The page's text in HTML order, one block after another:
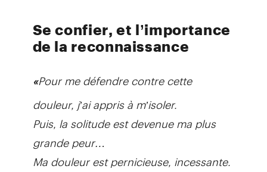
Se confier, et l’importance
de la reconnaissance
«Pour me défendre contre cette
douleur, j’ai appris à m’isoler.
Puis, la solitude est devenue ma plus
grande peur…
Ma douleur est pernicieuse, incessante.